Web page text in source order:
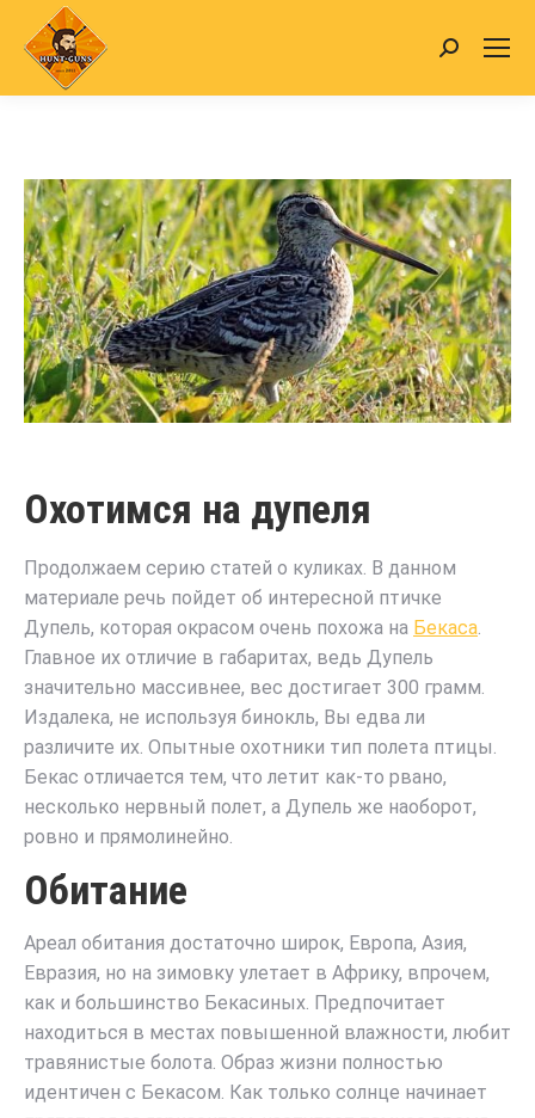
Search:
Охотимся на дупеля
Продолжаем серию статей о куликах. В данном
материале речь пойдет об интересной птичке
Дупель, которая окрасом очень похожа на Бекаса.
Главное их отличие в габаритах, ведь Дупель
значительно массивнее, вес достигает 300 грамм.
Издалека, не используя бинокль, Вы едва ли
различите их. Опытные охотники тип полета птицы.
Бекас отличается тем, что летит как-то рвано,
несколько нервный полет, а Дупель же наоборот,
ровно и прямолинейно.
Обитание
Ареал обитания достаточно широк, Европа, Азия,
Евразия, но на зимовку улетает в Африку, впрочем,
как и большинство Бекасиных. Предпочитает
находиться в местах повышенной влажности, любит
травянистые болота. Образ жизни полностью
идентичен с Бекасом. Как только солнце начинает